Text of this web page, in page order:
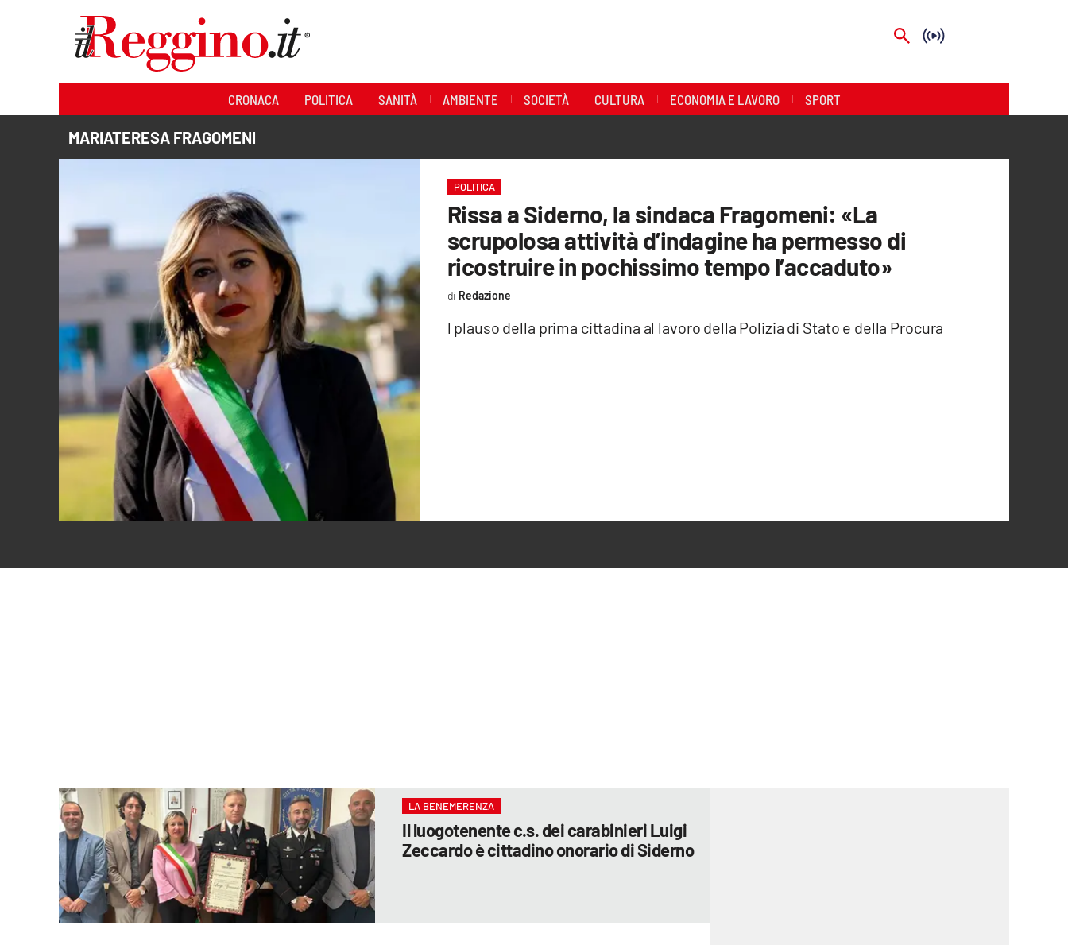
Economia e lavoro
Streaming
cosenzachannel.it
ilvibonese.it
catanzarochannel.it
CRONACA POLITICA SANITÀ AMBIENTE SOCIETÀ CULTURA ECONOMIA E LAVORO SPORT
MARIATERESA FRAGOMENI
POLITICA
Rissa a Siderno, la sindaca Fragomeni: «La
scrupolosa attività d’indagine ha permesso di
ricostruire in pochissimo tempo l’accaduto»
l plauso della prima cittadina al lavoro della Polizia di Stato e della Procura
Redazione
LA BENEMERENZA
Il luogotenente c.s. dei carabinieri Luigi
Zeccardo è cittadino onorario di Siderno